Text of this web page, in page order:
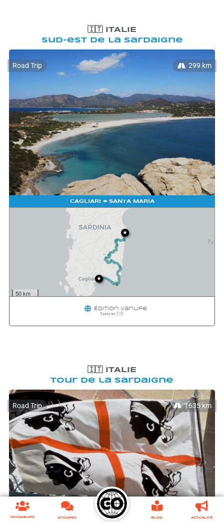
🇮🇹 ITALIE
Sud-est de la Sardaigne
Road Trip 299 km
CAGLIARI ⬌ SANTA MARIA
50 km
Édition Vanlife
Texte en 🇫🇷
🇮🇹 ITALIE
Tour de la Sardaigne
Road Trip 1635 km
VOYAGEURS Groupes Blog ACTUALITÉ